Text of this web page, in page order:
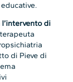
di
di Pieve di